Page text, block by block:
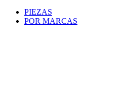
PIEZAS
POR MARCAS